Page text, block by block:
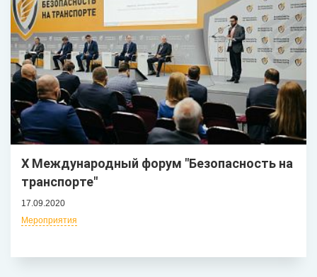
Х Международный форум "Безопасность на
транспорте"
17.09.2020
Мероприятия